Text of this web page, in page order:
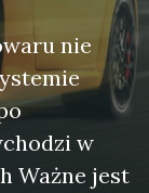
nie
w
Ważne jest